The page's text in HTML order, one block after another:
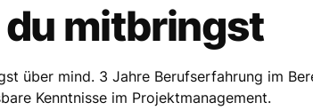
du mitbringst
über mind. 3 Jahre Berufserfahrung im
Kenntnisse im Projektmanagement.